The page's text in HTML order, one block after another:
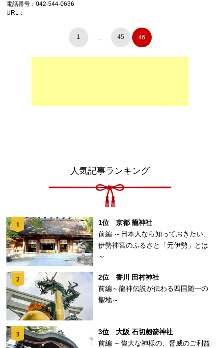
電話番号：042-544-0636
URL：
1 … 45 46
人気記事ランキング
1位 京都 籠神社
前編 ～日本人なら知っておきたい、
伊勢神宮のふるさと「元伊勢」とは
～
2位 香川 田村神社
前編～龍神伝説が伝わる四国随一の
聖地～
3位 大阪 石切劔箭神社
前編 ～偉大な神様の、脅威のご利益